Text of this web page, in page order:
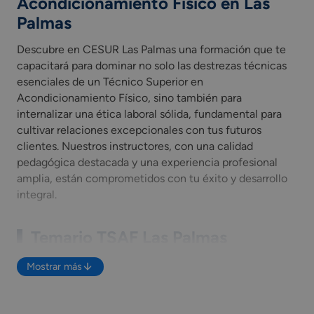
Palmas
Descubre en CESUR Las Palmas una formación que te
Descubre en CESUR Las Palmas una formación que te
capacitará para dominar no solo las destrezas técnicas
esenciales de un Técnico Superior en
Acondicionamiento Físico, sino también para
internalizar una ética laboral sólida, fundamental para
cultivar relaciones excepcionales con tus futuros
clientes. Nuestros instructores, con una calidad
pedagógica destacada y una experiencia profesional
amplia, están comprometidos con tu éxito y desarrollo
integral.
Acondicionamiento físico en el agua.
Actividades básicas de acondicionamiento físico
Mostrar más